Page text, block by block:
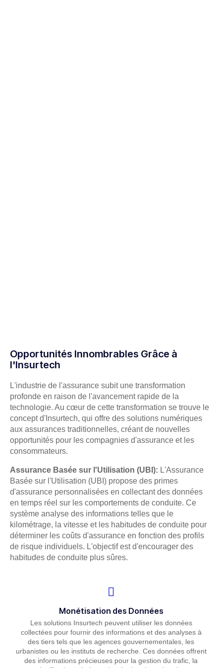
Opportunités Innombrables Grâce à
l'Insurtech
L'industrie de l'assurance subit une transformation
profonde en raison de l'avancement rapide de la
technologie. Au cœur de cette transformation se trouve le
concept d'Insurtech, qui offre des solutions numériques
aux assurances traditionnelles, créant de nouvelles
opportunités pour les compagnies d'assurance et les
consommateurs.
Assurance Basée sur l'Utilisation (UBI): L'Assurance
Basée sur l'Utilisation (UBI) propose des primes
d'assurance personnalisées en collectant des données
en temps réel sur les comportements de conduite. Ce
système analyse des informations telles que le
kilométrage, la vitesse et les habitudes de conduite pour
déterminer les coûts d'assurance en fonction des profils
de risque individuels. L'objectif est d'encourager des
habitudes de conduite plus sûres.
Monétisation des Données
Les solutions Insurtech peuvent utiliser les données
collectées pour fournir des informations et des analyses à
des tiers tels que les agences gouvernementales, les
urbanistes ou les instituts de recherche. Ces données offrent
des informations précieuses pour la gestion du trafic, la